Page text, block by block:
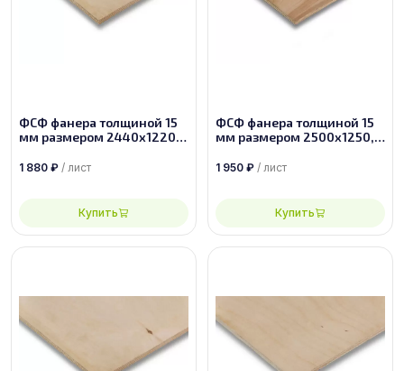
ФСФ фанера толщиной 15
мм размером 2440х1220,
1 880 ₽ / лист
Купить
ФСФ фанера толщиной 15
мм размером 2500х1250,
1 950 ₽ / лист
Купить